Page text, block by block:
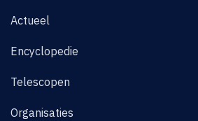
Actueel
Encyclopedie
Telescopen
Organisaties